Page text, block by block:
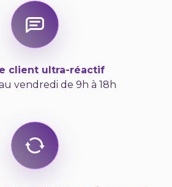
client ultra-réactif
vendredi de 9h à 18h